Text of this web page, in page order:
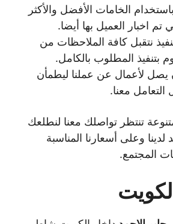
الخامات الأفضل والأكثر
تم اخبار العميل بها أيضا.
نتقبل كافة الملاحظات من
بتنفيذ المطلوب بالكامل.
لأعمال عن عملنا ليطمأن
التعامل معنا.
تنتظر تواصلك معنا لنطلعك
وعلى أسعارنا المناسبة
المجتمع.